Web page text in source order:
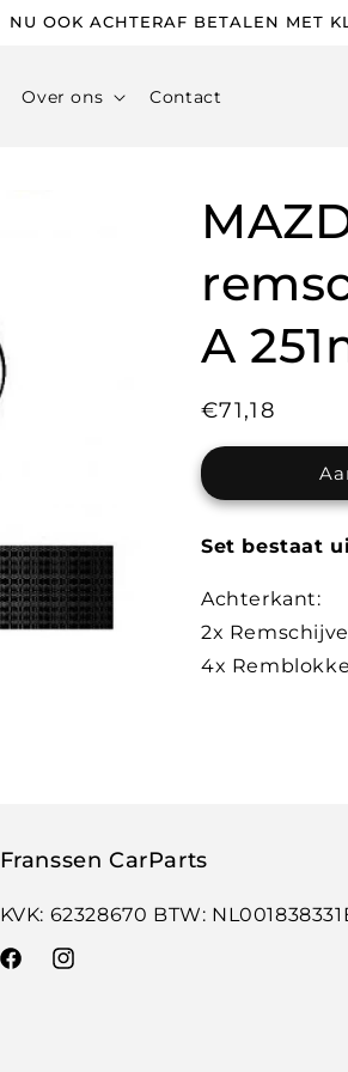
NU OOK ACHTERAF BETALEN MET
Over ons Contact
A
Normale
prijs
€71,18
Set bestaat
Achterkant:
2x
4x
Franssen CarParts
KVK: 62328670 BTW:
FacebookInstagram